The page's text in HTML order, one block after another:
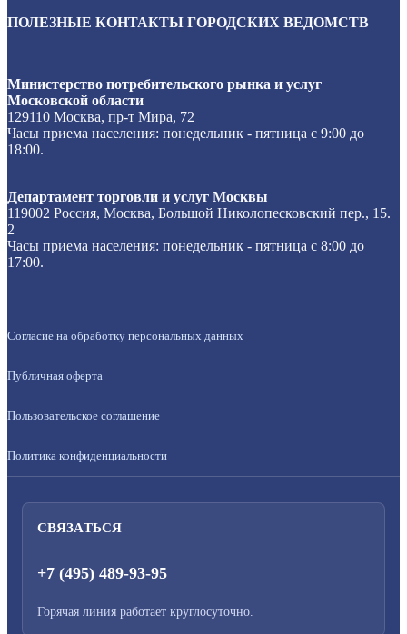
ПОЛЕЗНЫЕ КОНТАКТЫ ГОРОДСКИХ ВЕДОМСТВ
Министерство потребительского рынка и услуг
Московской области
129110 Москва, пр-т Мира, 72
Часы приема населения: понедельник - пятница с 9:00 до
18:00.
Департамент торговли и услуг Москвы
119002 Россия, Москва, Большой Николопесковский пер., 15.
2
Часы приема населения: понедельник - пятница с 8:00 до
17:00.
Согласие на обработку персональных данных
Публичная оферта
Пользовательское соглашение
Политика конфиденциальности
СВЯЗАТЬСЯ
+7 (495) 489-93-95
Горячая линия работает круглосуточно.